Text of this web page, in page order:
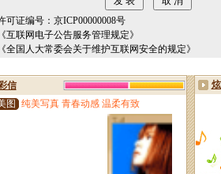
可证编号：京ICP00000008号
互联网电子公告服务管理规定》
全国人大常委会关于维护互联网安全的规定》